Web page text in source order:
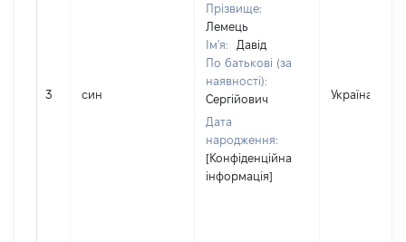
3 син
Прізвище:
Лемець
Ім'я:
Давід
По батькові (за
наявності):
Сергійович
Дата
народження:
[Конфіденційна
інформація]
Україна